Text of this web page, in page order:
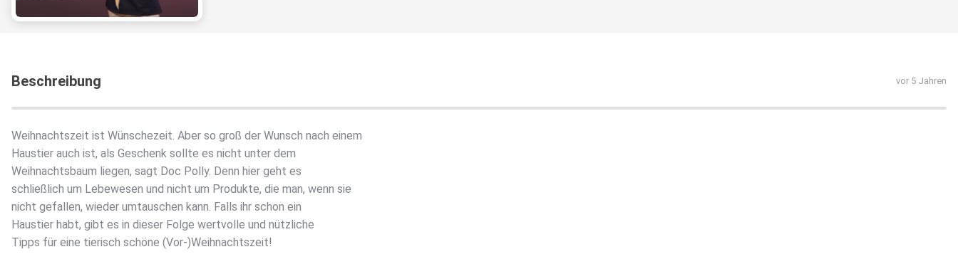
Beschreibung vor 5 Jahren
Weihnachtszeit ist Wünschezeit. Aber so groß der Wunsch nach einem
Haustier auch ist, als Geschenk sollte es nicht unter dem
Weihnachtsbaum liegen, sagt Doc Polly. Denn hier geht es
schließlich um Lebewesen und nicht um Produkte, die man, wenn sie
nicht gefallen, wieder umtauschen kann. Falls ihr schon ein
Haustier habt, gibt es in dieser Folge wertvolle und nützliche
Tipps für eine tierisch schöne (Vor-)Weihnachtszeit!